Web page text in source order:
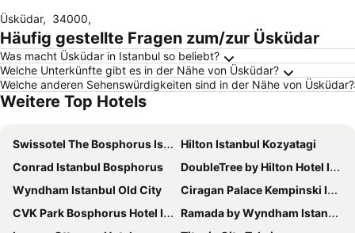
Üsküdar, 34000,
Häufig gestellte Fragen zum/zur Üsküdar
Was macht Üsküdar in Istanbul so beliebt?
Welche Unterkünfte gibt es in der Nähe von Üsküdar?
Welche anderen Sehenswürdigkeiten sind in der Nähe von Üsküdar?
Weitere Top Hotels
Swissotel The Bosphorus Istanbul
Hilton Istanbul Kozyatagi
Conrad Istanbul Bosphorus
DoubleTree by Hilton Hotel Istanbul - Moda
Wyndham Istanbul Old City
Ciragan Palace Kempinski Istanbul
CVK Park Bosphorus Hotel Istanbul
Ramada by Wyndham Istanbul Pera